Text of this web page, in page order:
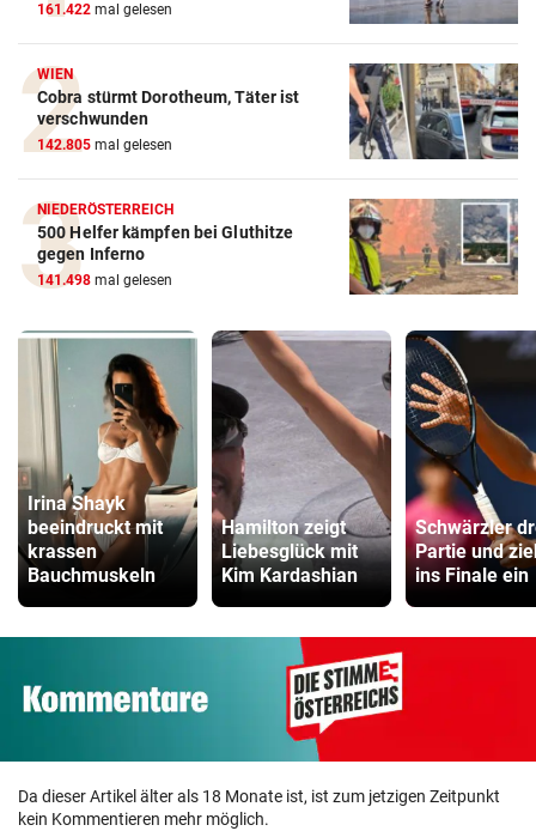
161.422 mal gelesen
WIEN
Cobra stürmt Dorotheum, Täter ist
verschwunden
142.805 mal gelesen
NIEDERÖSTERREICH
500 Helfer kämpfen bei Gluthitze
gegen Inferno
141.498 mal gelesen
Irina Shayk
beeindruckt mit
krassen
Bauchmuskeln
Hamilton zeigt
Liebesglück mit
Kim Kardashian
Schwärzler
Partie und
ins Finale ein
Da dieser Artikel älter als 18 Monate ist, ist zum jetzigen Zeitpunkt
kein Kommentieren mehr möglich.